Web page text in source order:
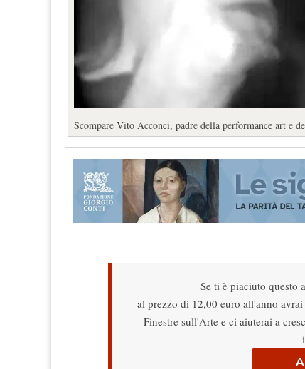
Scompare Vito Acconci, padre della performance art e
Se ti è piaciuto questo
al prezzo di 12,00 euro all'anno
Finestre sull'Arte e ci aiuterai a